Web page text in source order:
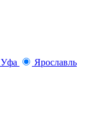
Уфа Ярославль